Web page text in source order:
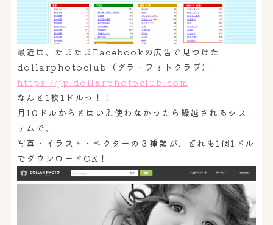
最近は、たまたまFacebookの広告で見つけた
dollarphotoclub（ダラーフォトクラブ）
https://jp.dollarphotoclub.com
なんと1枚1ドルっ！！
月10ドルからとはいえ使わなかったら繰越されるシス
テムで、
写真・イラスト・ベクターの３種類が、どれも1個1ドル
でダウンロードOK！